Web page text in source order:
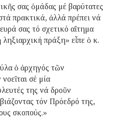
σας ὁμάδας μέ βαρύτατες
πρακτικά, ἀλλά πρέπει νά
σας τό σχετικό αἴτημα
πράξη» εἶπε ὁ κ.
ὁ ἀρχηγός τῶν
σέ μία
της νά δροῦν
τόν Πρόεδρό της,
σκοπούς.»